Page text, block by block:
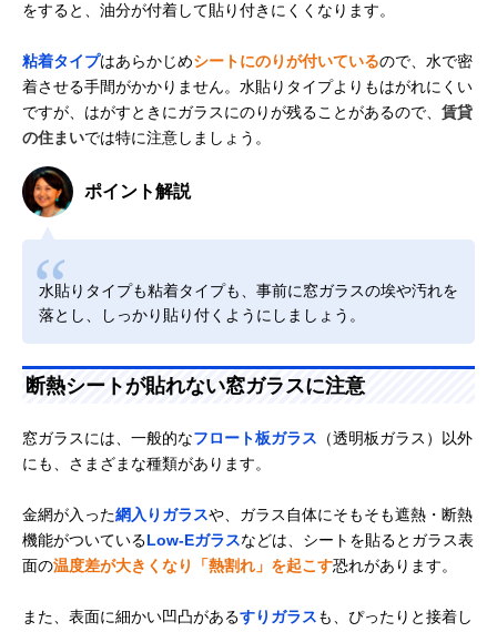
をすると、油分が付着して貼り付きにくくなります。
粘着タイプはあらかじめシートにのりが付いているので、水で密
着させる手間がかかりません。水貼りタイプよりもはがれにくい
ですが、はがすときにガラスにのりが残ることがあるので、 賃貸
の住まいでは特に注意しましょう。
ポイント解説
水貼りタイプも粘着タイプも、事前に窓ガラスの埃や汚れを
落とし、しっかり貼り付くようにしましょう。
断熱シートが貼れない窓ガラスに注意
窓ガラスには、一般的なフロート板ガラス （透明板ガラス）以外
にも、さまざまな種類があります。
金網が入った網入りガラスや、ガラス自体にそもそも遮熱・断熱
機能がついているLow-Eガラスなどは、シートを貼るとガラス表
面の温度差が大きくなり「熱割れ」を起こす恐れがあります。
また、表面に細かい凹凸があるすりガラスも、ぴったりと接着し